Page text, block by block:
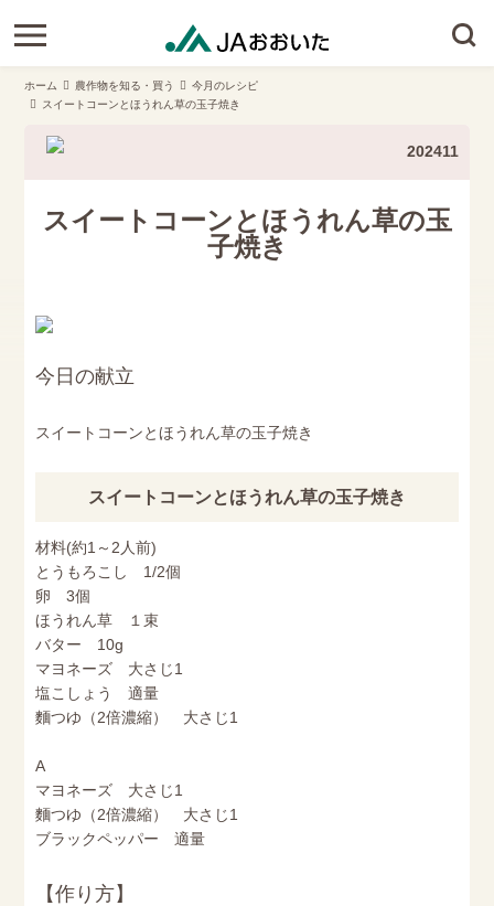
ホーム 農作物を知る・買う
今月のレシピ
スイートコーンとほうれん草の玉子焼き
202411
スイートコーンとほうれん草の玉
子焼き
今日の献立
スイートコーンとほうれん草の玉子焼き
スイートコーンとほうれん草の玉子焼き
材料(約1～2人前)
とうもろこし 1/2個
卵 3個
ほうれん草 １束
バター 10g
マヨネーズ 大さじ1
塩こしょう 適量
麵つゆ（2倍濃縮） 大さじ1
A
マヨネーズ 大さじ1
麵つゆ（2倍濃縮） 大さじ1
ブラックペッパー 適量
【作り方】